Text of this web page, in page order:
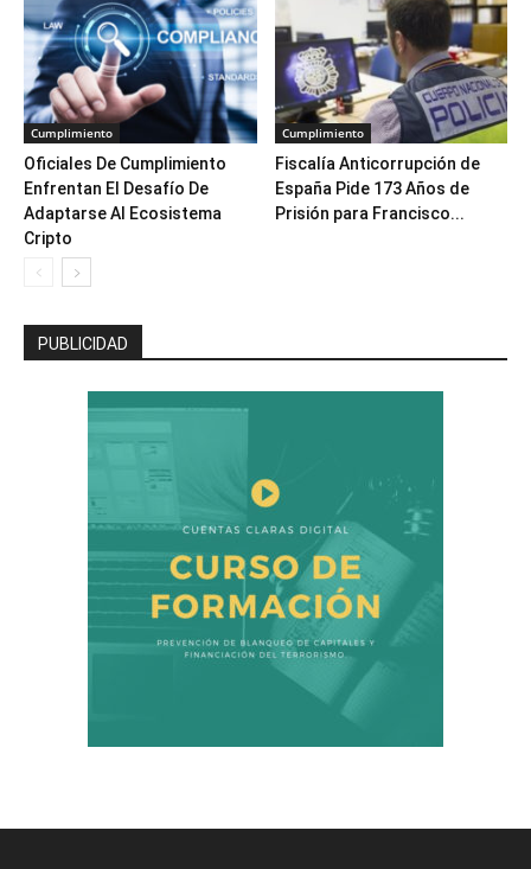
Cumplimiento
Oficiales De Cumplimiento
Enfrentan El Desafío De
Adaptarse Al Ecosistema
Cripto
Cumplimiento
Fiscalía Anticorrupción de
España Pide 173 Años de
Prisión para Francisco...
PUBLICIDAD